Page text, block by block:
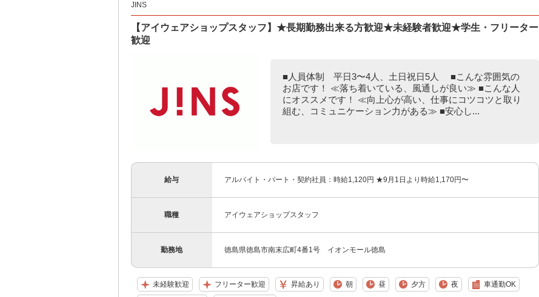
JINS
【アイウェアショップスタッフ】★長期勤務出来る方歓迎★未経験者歓迎★学生・フリーター
歓迎
■人員体制 平日3〜4人、土日祝日5人 ■こんな雰囲気の
お店です！ ≪落ち着いている、風通しが良い≫ ■こんな人
にオススメです！ ≪向上心が高い、仕事にコツコツと取り
組む、コミュニケーション力がある≫ ■安心し...
給与 アルバイト・パート・契約社員：時給1,120円 ★9月1日より時給1,170円〜
職種 アイウェアショップスタッフ
勤務地 徳島県徳島市南末広町4番1号 イオンモール徳島
未経験歓迎 フリーター歓迎 昇給あり 朝 昼 夕方 夜 車通勤OK